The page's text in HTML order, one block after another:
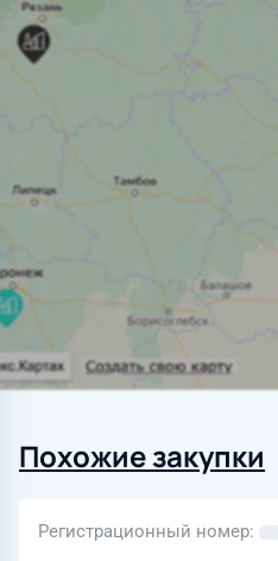
Похожие закупки
Регистрационный номер